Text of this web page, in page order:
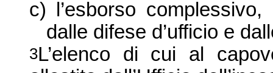
c)
l’esborso
dalle difese d’ufficio e
3L’elenco di cui al